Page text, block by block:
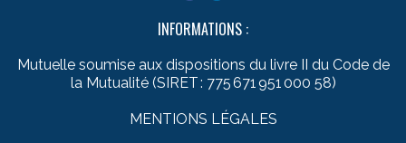
INFORMATIONS :
Mutuelle soumise aux dispositions du livre II du Code de
la Mutualité (SIRET : 775 671 951 000 58)
MENTIONS LÉGALES